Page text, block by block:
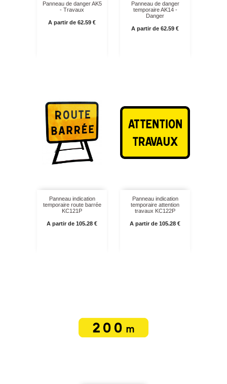
Panneau de danger AK5
- Travaux
Prix
A partir de 62.59 €
Panneau de danger
temporaire AK14 -
Danger
Prix
A partir de 62.59 €
Panneau indication
temporaire route barrée
KC121P
Prix
A partir de 105.28 €
Panneau indication
temporaire attention
travaux KC122P
Prix
A partir de 105.28 €